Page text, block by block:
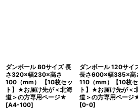
ダンボール 80サイズ 長
さ320×幅230×高さ
100（mm） 【10枚セッ
ト】★お届け先が＜北海
道＞の方専用ページ★
[A4-100]
ダンボール 120サイ
長さ600×幅385×高
110（mm）【10枚
ト】★お届け先が＜
道＞の方専用ページ
[0-0]